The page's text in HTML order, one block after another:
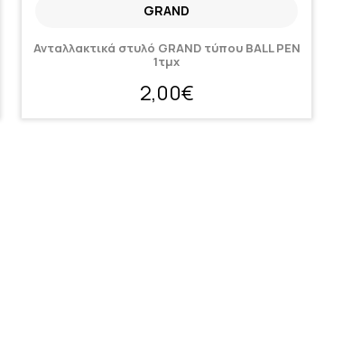
GRAND
Ανταλλακτικά στυλό GRAND τύπου BALL PEN
1τμχ
2,00€